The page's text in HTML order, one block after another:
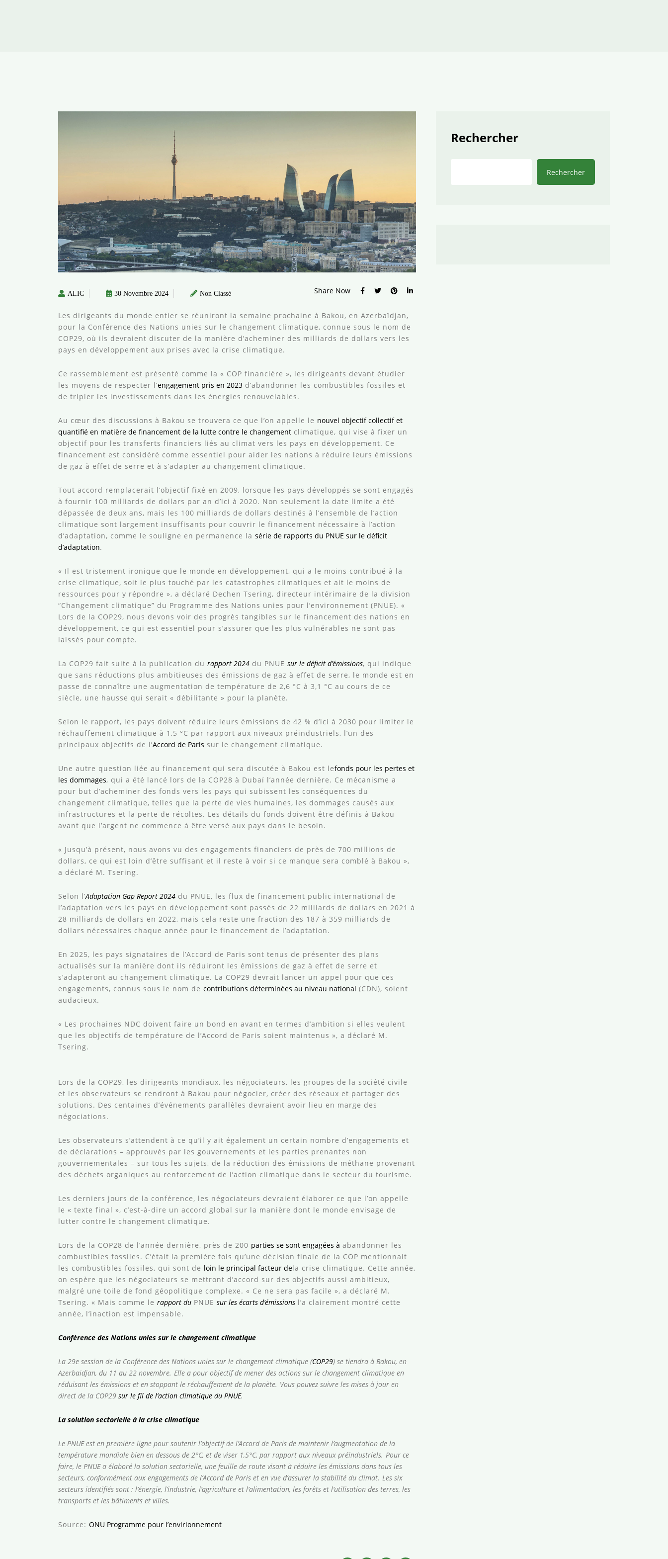
ALIC 30 Novembre 2024 Non Classé Share Now
Les dirigeants du monde entier se réuniront la semaine prochaine à Bakou, en Azerbaïdjan,
pour la Conférence des Nations unies sur le changement climatique, connue sous le nom de
COP29, où ils devraient discuter de la manière d’acheminer des milliards de dollars vers les
pays en développement aux prises avec la crise climatique.
Ce rassemblement est présenté comme la « COP financière », les dirigeants devant étudier
les moyens de respecter l’engagement pris en 2023 d’abandonner les combustibles fossiles et
de tripler les investissements dans les énergies renouvelables.
Au cœur des discussions à Bakou se trouvera ce que l’on appelle le nouvel objectif collectif et
quantifié en matière de financement de la lutte contre le changement climatique, qui vise à fixer un
objectif pour les transferts financiers liés au climat vers les pays en développement. Ce
financement est considéré comme essentiel pour aider les nations à réduire leurs émissions
de gaz à effet de serre et à s’adapter au changement climatique.
Tout accord remplacerait l’objectif fixé en 2009, lorsque les pays développés se sont engagés
à fournir 100 milliards de dollars par an d’ici à 2020. Non seulement la date limite a été
dépassée de deux ans, mais les 100 milliards de dollars destinés à l’ensemble de l’action
climatique sont largement insuffisants pour couvrir le financement nécessaire à l’action
d’adaptation, comme le souligne en permanence la série de rapports du PNUE sur le déficit
d’adaptation.
« Il est tristement ironique que le monde en développement, qui a le moins contribué à la
crise climatique, soit le plus touché par les catastrophes climatiques et ait le moins de
ressources pour y répondre », a déclaré Dechen Tsering, directeur intérimaire de la division
“Changement climatique” du Programme des Nations unies pour l’environnement (PNUE). «
Lors de la COP29, nous devons voir des progrès tangibles sur le financement des nations en
développement, ce qui est essentiel pour s’assurer que les plus vulnérables ne sont pas
laissés pour compte.
La COP29 fait suite à la publication du rapport 2024 du PNUE sur le déficit d’émissions, qui indique
que sans réductions plus ambitieuses des émissions de gaz à effet de serre, le monde est en
passe de connaître une augmentation de température de 2,6 °C à 3,1 °C au cours de ce
siècle, une hausse qui serait « débilitante » pour la planète.
Selon le rapport, les pays doivent réduire leurs émissions de 42 % d’ici à 2030 pour limiter le
réchauffement climatique à 1,5 °C par rapport aux niveaux préindustriels, l’un des
principaux objectifs de l’Accord de Paris sur le changement climatique.
Une autre question liée au financement qui sera discutée à Bakou est lefonds pour les pertes et
les dommages, qui a été lancé lors de la COP28 à Dubaï l’année dernière. Ce mécanisme a
pour but d’acheminer des fonds vers les pays qui subissent les conséquences du
changement climatique, telles que la perte de vies humaines, les dommages causés aux
infrastructures et la perte de récoltes. Les détails du fonds doivent être définis à Bakou
avant que l’argent ne commence à être versé aux pays dans le besoin.
« Jusqu’à présent, nous avons vu des engagements financiers de près de 700 millions de
dollars, ce qui est loin d’être suffisant et il reste à voir si ce manque sera comblé à Bakou »,
a déclaré M. Tsering.
Selon l’Adaptation Gap Report 2024 du PNUE, les flux de financement public international de
l’adaptation vers les pays en développement sont passés de 22 milliards de dollars en 2021 à
28 milliards de dollars en 2022, mais cela reste une fraction des 187 à 359 milliards de
dollars nécessaires chaque année pour le financement de l’adaptation.
En 2025, les pays signataires de l’Accord de Paris sont tenus de présenter des plans
actualisés sur la manière dont ils réduiront les émissions de gaz à effet de serre et
s’adapteront au changement climatique. La COP29 devrait lancer un appel pour que ces
engagements, connus sous le nom de contributions déterminées au niveau national (CDN), soient
audacieux.
« Les prochaines NDC doivent faire un bond en avant en termes d’ambition si elles veulent
que les objectifs de température de l’Accord de Paris soient maintenus », a déclaré M.
Tsering.
Lors de la COP29, les dirigeants mondiaux, les négociateurs, les groupes de la société civile
et les observateurs se rendront à Bakou pour négocier, créer des réseaux et partager des
solutions. Des centaines d’événements parallèles devraient avoir lieu en marge des
négociations.
Les observateurs s’attendent à ce qu’il y ait également un certain nombre d’engagements et
de déclarations – approuvés par les gouvernements et les parties prenantes non
gouvernementales – sur tous les sujets, de la réduction des émissions de méthane provenant
des déchets organiques au renforcement de l’action climatique dans le secteur du tourisme.
Les derniers jours de la conférence, les négociateurs devraient élaborer ce que l’on appelle
le « texte final », c’est-à-dire un accord global sur la manière dont le monde envisage de
lutter contre le changement climatique.
Lors de la COP28 de l’année dernière, près de 200 parties se sont engagées à abandonner les
combustibles fossiles. C’était la première fois qu’une décision finale de la COP mentionnait
les combustibles fossiles, qui sont de loin le principal facteur dela crise climatique. Cette année,
on espère que les négociateurs se mettront d’accord sur des objectifs aussi ambitieux,
malgré une toile de fond géopolitique complexe. « Ce ne sera pas facile », a déclaré M.
Tsering. « Mais comme le rapport du PNUE sur les écarts d’émissions l’a clairement montré cette
année, l’inaction est impensable.
Conférence des Nations unies sur le changement climatique
La 29e session de la Conférence des Nations unies sur le changement climatique (COP29) se tiendra à Bakou, en
Azerbaïdjan, du 11 au 22 novembre. Elle a pour objectif de mener des actions sur le changement climatique en
réduisant les émissions et en stoppant le réchauffement de la planète. Vous pouvez suivre les mises à jour en
direct de la COP29 sur le fil de l’action climatique du PNUE.
La solution sectorielle à la crise climatique
Le PNUE est en première ligne pour soutenir l’objectif de l’Accord de Paris de maintenir l’augmentation de la
température mondiale bien en dessous de 2°C, et de viser 1,5°C, par rapport aux niveaux préindustriels. Pour ce
faire, le PNUE a élaboré la solution sectorielle, une feuille de route visant à réduire les émissions dans tous les
secteurs, conformément aux engagements de l’Accord de Paris et en vue d’assurer la stabilité du climat. Les six
secteurs identifiés sont : l’énergie, l’industrie, l’agriculture et l’alimentation, les forêts et l’utilisation des terres, les
transports et les bâtiments et villes.
Source: ONU Programme pour l’envirionnement
Rechercher
Rechercher